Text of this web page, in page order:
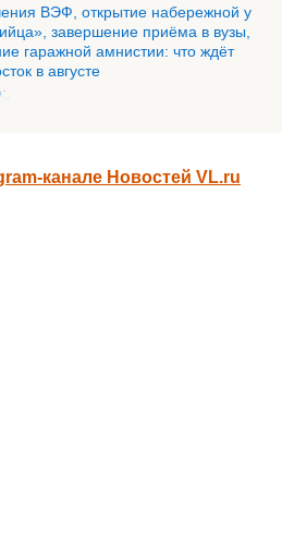
ВЭФ, открытие набережной у
завершение приёма в вузы,
гаражной амнистии: что ждёт
в августе
канале Новостей VL.ru